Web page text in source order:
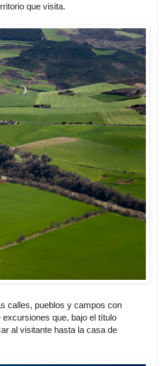
que visita.
calles, pueblos y campos con
que, bajo el título
al visitante hasta la casa de